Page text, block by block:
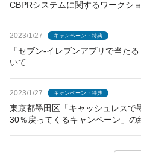
CBPRシステムに関するワークシ
2023/1/27 キャンペーン・特典
「セブン-イレブンアプリで当た
いて
2023/1/27 キャンペーン・特典
東京都墨田区「キャッシュレスで
30％戻ってくるキャンペーン」の